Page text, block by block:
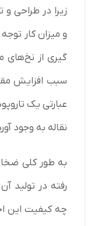
زیرا در طراحی
و میزان کار
گیری از نخ‌های
سبب افزایش
عبارتی یک
نقاله به وجود
به طور کلی
رفته در تولید
چه کیفیت این